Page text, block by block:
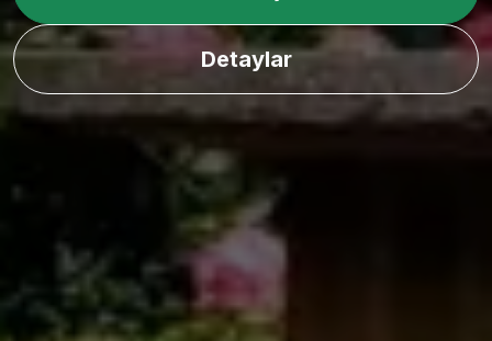
Detaylar